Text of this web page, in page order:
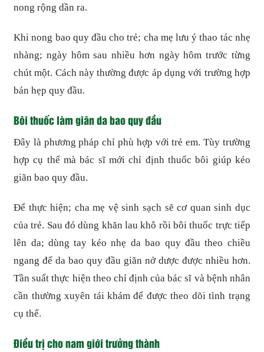
nong rộng dần ra.
Khi nong bao quy đầu cho trẻ; cha mẹ lưu ý thao tác nhẹ
nhàng; ngày hôm sau nhiều hơn ngày hôm trước từng
chút một. Cách này thường được áp dụng với trường hợp
bán hẹp quy đầu.
Bôi thuốc làm giãn da bao quy đầu
Đây là phương pháp chỉ phù hợp với trẻ em. Tùy trường
hợp cụ thể mà bác sĩ mới chỉ định thuốc bôi giúp kéo
giãn bao quy đầu.
Để thực hiện; cha mẹ vệ sinh sạch sẽ cơ quan sinh dục
của trẻ. Sau đó dùng khăn lau khô rồi bôi thuốc trực tiếp
lên da; dùng tay kéo nhẹ da bao quy đầu theo chiều
ngang để da bao quy đầu giãn nở dược được nhiều hơn.
Tần suất thực hiện theo chỉ định của bác sĩ và bệnh nhân
cần thường xuyên tái khám để được theo dõi tình trạng
cụ thể.
Điều trị cho nam giới trưởng thành